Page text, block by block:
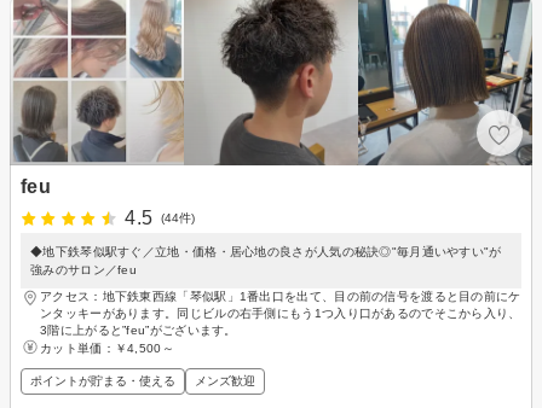
feu
4.5
(44件)
◆地下鉄琴似駅すぐ／立地・価格・居心地の良さが人気の秘訣◎"毎月通いやすい"が
強みのサロン／feu
アクセス：地下鉄東西線「琴似駅」1番出口を出て、目の前の信号を渡ると目の前にケ
ンタッキーがあります。同じビルの右手側にもう1つ入り口があるのでそこから入り、
3階に上がると”feu”がございます。
カット単価： ￥4,500～
ポイントが貯まる・使える メンズ歓迎